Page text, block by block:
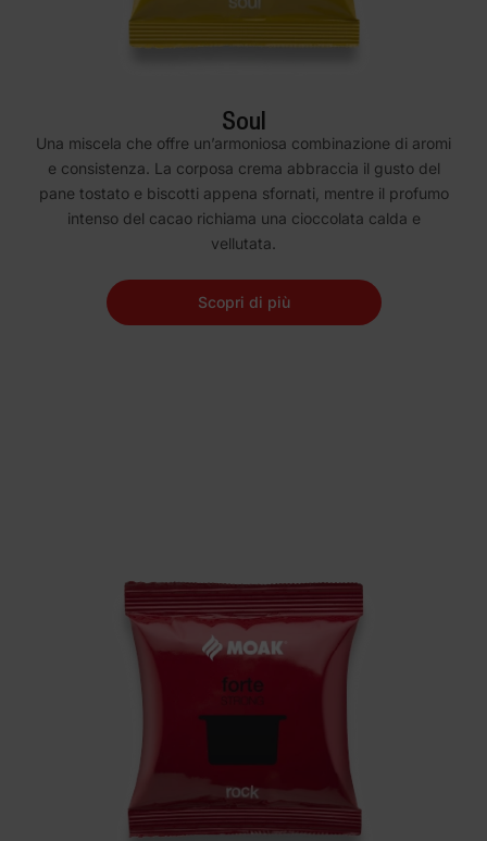
Soul
Una miscela che offre un’armoniosa combinazione di aromi
e consistenza. La corposa crema abbraccia il gusto del
pane tostato e biscotti appena sfornati, mentre il profumo
intenso del cacao richiama una cioccolata calda e
vellutata.
Scopri di più